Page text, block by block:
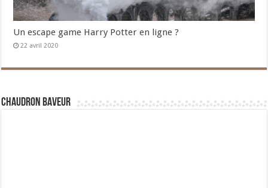
Un escape game Harry Potter en ligne ?
22 avril 2020
Chaudron Baveur